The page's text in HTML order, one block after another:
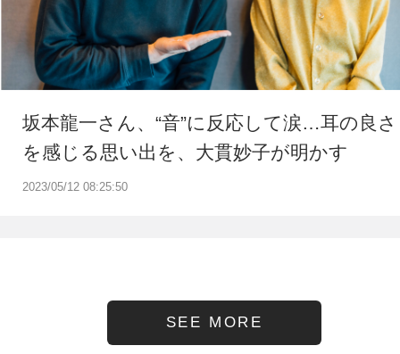
2023/05/12 08:25:50
坂本龍一さん、“音”に反応して涙…耳の良さ
を感じる思い出を、大貫妙子が明かす
SEE MORE